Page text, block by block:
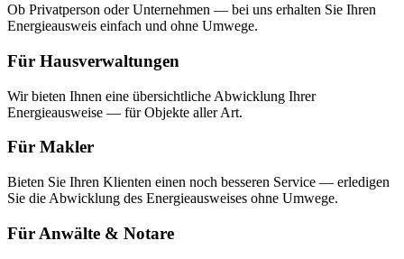
Ob Privatperson oder Unternehmen — bei uns erhalten Sie Ihren
Energieausweis einfach und ohne Umwege.
Für Hausverwaltungen
Wir bieten Ihnen eine übersichtliche Abwicklung Ihrer
Energieausweise — für Objekte aller Art.
Für Makler
Bieten Sie Ihren Klienten einen noch besseren Service — erledigen
Sie die Abwicklung des Energieausweises ohne Umwege.
Für Anwälte & Notare